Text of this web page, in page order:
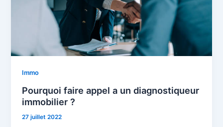
Immo
Pourquoi faire appel a un diagnostiqueur
immobilier ?
27 juillet 2022